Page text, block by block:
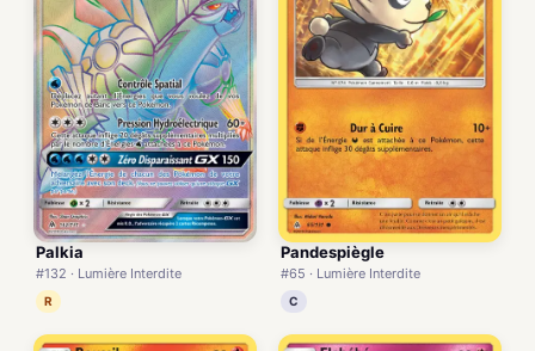
Palkia
#132 · Lumière Interdite
R
Pandespiègle
#65 · Lumière Interdite
C